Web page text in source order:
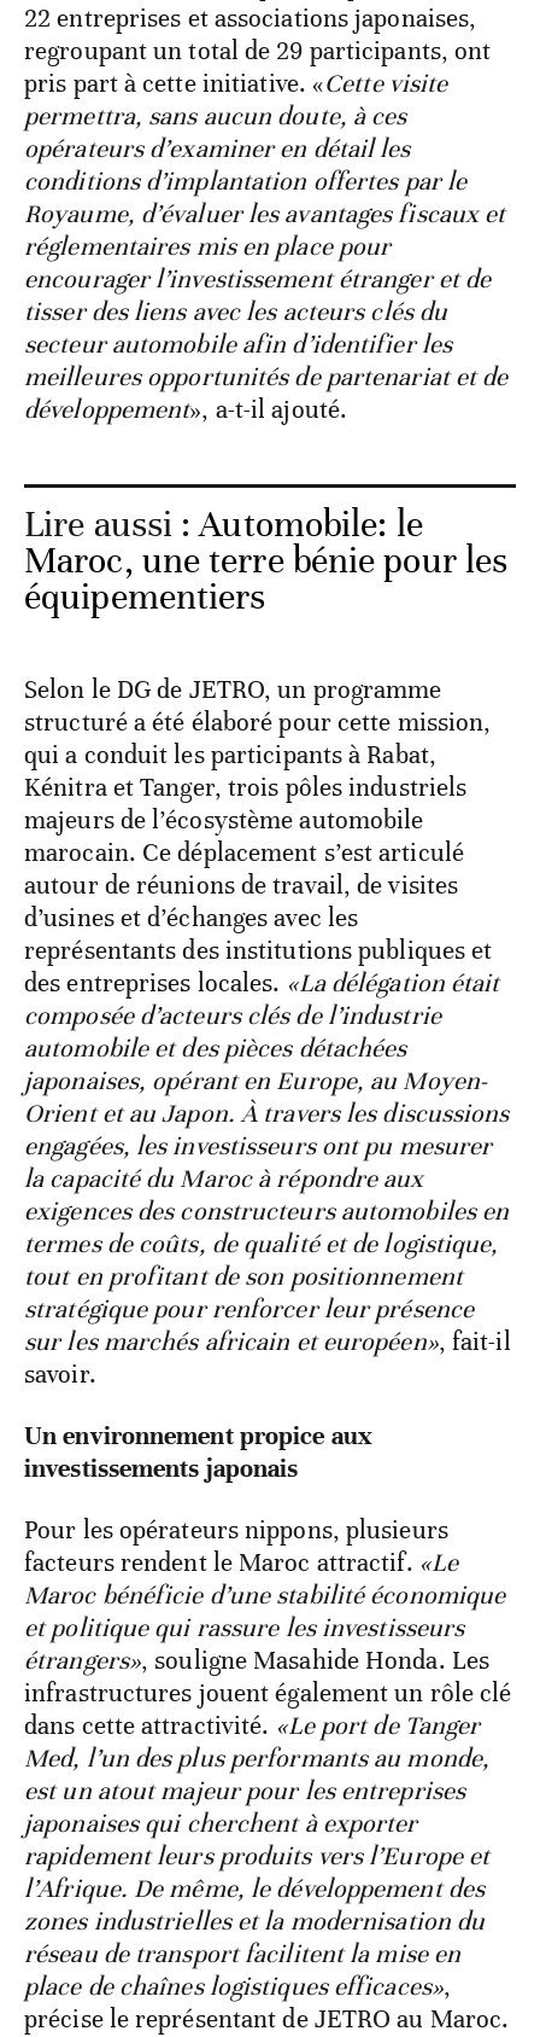
22 entreprises et associations japonaises,
regroupant un total de 29 participants, ont
pris part à cette initiative. «Cette visite
permettra, sans aucun doute, à ces
opérateurs d’examiner en détail les
conditions d’implantation offertes par le
Royaume, d’évaluer les avantages fiscaux et
réglementaires mis en place pour
encourager l’investissement étranger et de
tisser des liens avec les acteurs clés du
secteur automobile afin d’identifier les
meilleures opportunités de partenariat et de
développement», a-t-il ajouté.
Lire aussi :Automobile: le
Maroc, une terre bénie pour les
équipementiers
Selon le DG de JETRO, un programme
structuré a été élaboré pour cette mission,
qui a conduit les participants à Rabat,
Kénitra et Tanger, trois pôles industriels
majeurs de l’écosystème automobile
marocain. Ce déplacement s’est articulé
autour de réunions de travail, de visites
d’usines et d’échanges avec les
représentants des institutions publiques et
des entreprises locales. «La délégation était
composée d’acteurs clés de l’industrie
automobile et des pièces détachées
japonaises, opérant en Europe, au Moyen-
Orient et au Japon. À travers les discussions
engagées, les investisseurs ont pu mesurer
la capacité du Maroc à répondre aux
exigences des constructeurs automobiles en
termes de coûts, de qualité et de logistique,
tout en profitant de son positionnement
stratégique pour renforcer leur présence
sur les marchés africain et européen», fait-il
savoir.
Un environnement propice aux
investissements japonais
Pour les opérateurs nippons, plusieurs
facteurs rendent le Maroc attractif. «Le
Maroc bénéficie d’une stabilité économique
et politique qui rassure les investisseurs
étrangers», souligne Masahide Honda. Les
infrastructures jouent également un rôle clé
dans cette attractivité. «Le port de Tanger
Med, l’un des plus performants au monde,
est un atout majeur pour les entreprises
japonaises qui cherchent à exporter
rapidement leurs produits vers l’Europe et
l’Afrique. De même, le développement des
zones industrielles et la modernisation du
réseau de transport facilitent la mise en
place de chaînes logistiques efficaces»,
précise le représentant de JETRO au Maroc.